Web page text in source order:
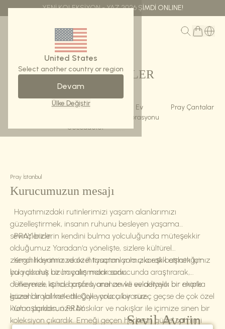
United States
Select another country or region
Devam
Ülke Değiştir
YENİ KOLEKSİYON - YAZ 2026 ŞİMDİ ONLINE!
KATEGORİLER
Tasarım
Seccadeler
Ev
Dekorasyonu
Pray Çantalar
EŞARP KOLEKSİYONU
Pray İstanbul
Kurucumuzun mesajı
Hayatımızdaki rutinlerimizi yaşam alanlarımızı
güzelleştirmek, insanın ruhunu besleyen yaşama
sevinçleridir.
PRAY bizlerin kendini bulma yolculuğunda müteşekkir
olduğumuz Yaradan‘a yönelişte, sizlere kültürel
zenginliklerimiz ve özel tasarımlarımızla eşlik etmek için
yola çıkmış bir hayalin markasıdır.
Kendi hayatımızdaki ihtiyaçtan yola çıkarak başlattığımız
bu yolculuk uzun çalışmalar sonucunda araştırarak,
deneyerek, işinde profesyonel zevkli ve detaycı bir ekiple
güzel bir yol kat etti. Çok yorucu bir süreç geçse de çok özel
kumaşlardan, özel baskılar ve nakışlar ile içimize sinen bir
koleksiyon çıkardık. Emeği geçen herkesin güzel samimi
Ülkemize kalıcı, başarılı, aranan ve evladiyelik bir marka
kazandırabilmek dileğiyle yola çıkıyoruz.
Yolun açıkolsun PRAY
Sevil Aygün